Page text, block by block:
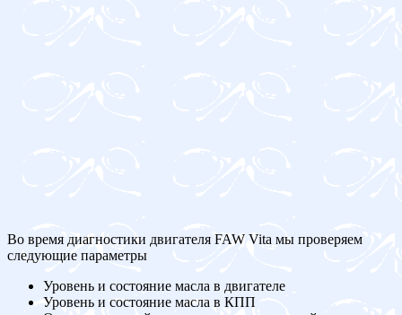
Во время диагностики двигателя FAW Vita мы проверяем
следующие параметры
Уровень и состояние масла в двигателе
Уровень и состояние масла в КПП